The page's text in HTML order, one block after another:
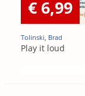
€ 6,99
Tolinski, Brad
Play it loud